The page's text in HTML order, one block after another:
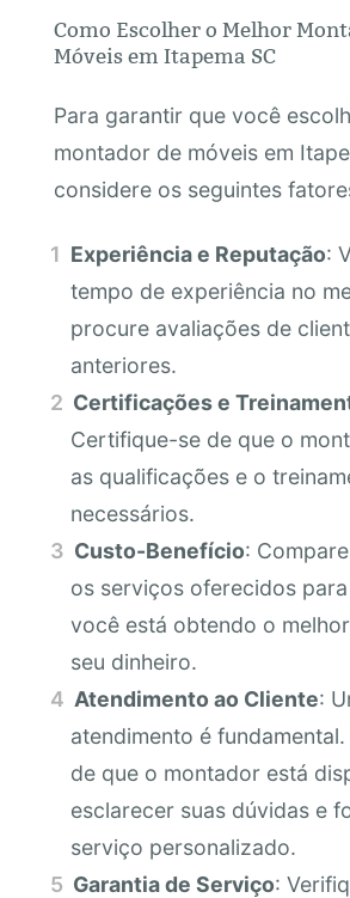
Como Escolher o Melhor
Móveis em Itapema SC
Para garantir que você
montador de móveis em
considere os seguintes
Experiência e Reputação:
tempo de experiência no
procure avaliações de
anteriores.
Certificações e
Certifique-se de que o
as qualificações e o
necessários.
Custo-Benefício:
os serviços oferecidos
você está obtendo o
seu dinheiro.
Atendimento ao Cliente:
atendimento é
de que o montador está
esclarecer suas dúvidas e
serviço personalizado.
Garantia de Serviço: